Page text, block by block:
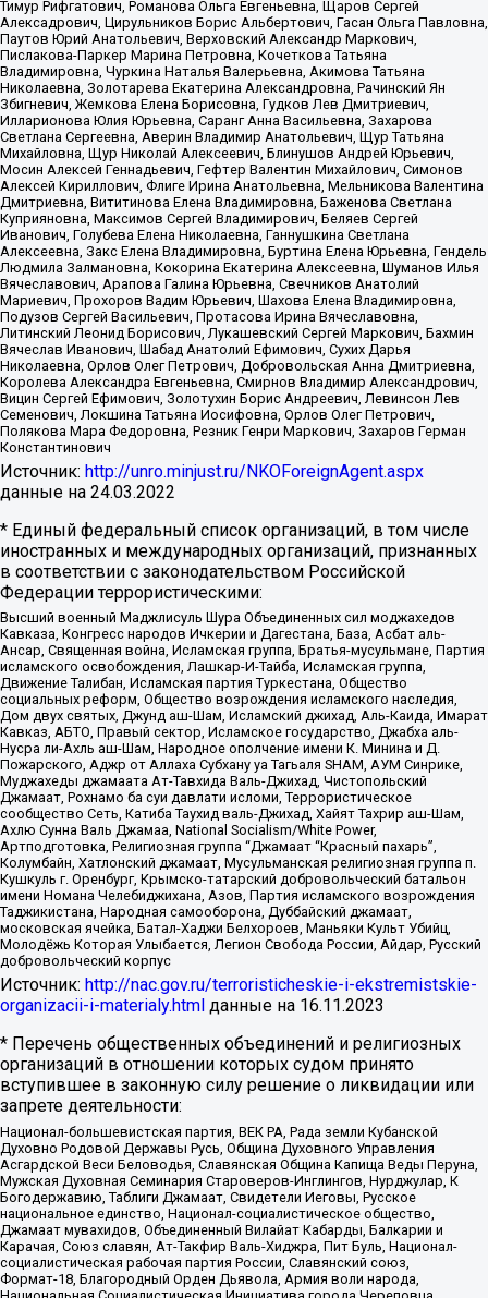
Тимур Рифгатович, Романова Ольга Евгеньевна, Щаров Сергей
Алексадрович, Цирульников Борис Альбертович, Гасан Ольга Павловна,
Паутов Юрий Анатольевич, Верховский Александр Маркович,
Пислакова-Паркер Марина Петровна, Кочеткова Татьяна
Владимировна, Чуркина Наталья Валерьевна, Акимова Татьяна
Николаевна, Золотарева Екатерина Александровна, Рачинский Ян
Збигневич, Жемкова Елена Борисовна, Гудков Лев Дмитриевич,
Илларионова Юлия Юрьевна, Саранг Анна Васильевна, Захарова
Светлана Сергеевна, Аверин Владимир Анатольевич, Щур Татьяна
Михайловна, Щур Николай Алексеевич, Блинушов Андрей Юрьевич,
Мосин Алексей Геннадьевич, Гефтер Валентин Михайлович, Симонов
Алексей Кириллович, Флиге Ирина Анатольевна, Мельникова Валентина
Дмитриевна, Вититинова Елена Владимировна, Баженова Светлана
Куприяновна, Максимов Сергей Владимирович, Беляев Сергей
Иванович, Голубева Елена Николаевна, Ганнушкина Светлана
Алексеевна, Закс Елена Владимировна, Буртина Елена Юрьевна, Гендель
Людмила Залмановна, Кокорина Екатерина Алексеевна, Шуманов Илья
Вячеславович, Арапова Галина Юрьевна, Свечников Анатолий
Мариевич, Прохоров Вадим Юрьевич, Шахова Елена Владимировна,
Подузов Сергей Васильевич, Протасова Ирина Вячеславовна,
Литинский Леонид Борисович, Лукашевский Сергей Маркович, Бахмин
Вячеслав Иванович, Шабад Анатолий Ефимович, Сухих Дарья
Николаевна, Орлов Олег Петрович, Добровольская Анна Дмитриевна,
Королева Александра Евгеньевна, Смирнов Владимир Александрович,
Вицин Сергей Ефимович, Золотухин Борис Андреевич, Левинсон Лев
Семенович, Локшина Татьяна Иосифовна, Орлов Олег Петрович,
Полякова Мара Федоровна, Резник Генри Маркович, Захаров Герман
Константинович
Источник: http://unro.minjust.ru/NKOForeignAgent.aspx
данные на 24.03.2022
* Единый федеральный список организаций, в том числе
иностранных и международных организаций, признанных
в соответствии с законодательством Российской
Федерации террористическими:
Высший военный Маджлисуль Шура Объединенных сил моджахедов
Кавказа, Конгресс народов Ичкерии и Дагестана, База, Асбат аль-
Ансар, Священная война, Исламская группа, Братья-мусульмане, Партия
исламского освобождения, Лашкар-И-Тайба, Исламская группа,
Движение Талибан, Исламская партия Туркестана, Общество
социальных реформ, Общество возрождения исламского наследия,
Дом двух святых, Джунд аш-Шам, Исламский джихад, Аль-Каида, Имарат
Кавказ, АБТО, Правый сектор, Исламское государство, Джабха аль-
Нусра ли-Ахль аш-Шам, Народное ополчение имени К. Минина и Д.
Пожарского, Аджр от Аллаха Субхану уа Тагьаля SHAM, АУМ Синрике,
Муджахеды джамаата Ат-Тавхида Валь-Джихад, Чистопольский
Джамаат, Рохнамо ба суи давлати исломи, Террористическое
сообщество Сеть, Катиба Таухид валь-Джихад, Хайят Тахрир аш-Шам,
Ахлю Сунна Валь Джамаа, National Socialism/White Power,
Артподготовка, Религиозная группа “Джамаат “Красный пахарь”,
Колумбайн, Хатлонский джамаат, Мусульманская религиозная группа п.
Кушкуль г. Оренбург, Крымско-татарский добровольческий батальон
имени Номана Челебиджихана, Азов, Партия исламского возрождения
Таджикистана, Народная самооборона, Дуббайский джамаат,
московская ячейка, Батал-Хаджи Белхороев, Маньяки Культ Убийц,
Молодёжь Которая Улыбается, Легион Свобода России, Айдар, Русский
добровольческий корпус
Источник: http://nac.gov.ru/terroristicheskie-i-ekstremistskie-
organizacii-i-materialy.html данные на 16.11.2023
* Перечень общественных объединений и религиозных
организаций в отношении которых судом принято
вступившее в законную силу решение о ликвидации или
запрете деятельности:
Национал-большевистская партия, ВЕК РА, Рада земли Кубанской
Духовно Родовой Державы Русь, Община Духовного Управления
Асгардской Веси Беловодья, Славянская Община Капища Веды Перуна,
Мужская Духовная Семинария Староверов-Инглингов, Нурджулар, К
Богодержавию, Таблиги Джамаат, Свидетели Иеговы, Русское
национальное единство, Национал-социалистическое общество,
Джамаат мувахидов, Объединенный Вилайат Кабарды, Балкарии и
Карачая, Союз славян, Ат-Такфир Валь-Хиджра, Пит Буль, Национал-
социалистическая рабочая партия России, Славянский союз,
Формат-18, Благородный Орден Дьявола, Армия воли народа,